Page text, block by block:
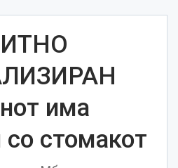
има
стомакот